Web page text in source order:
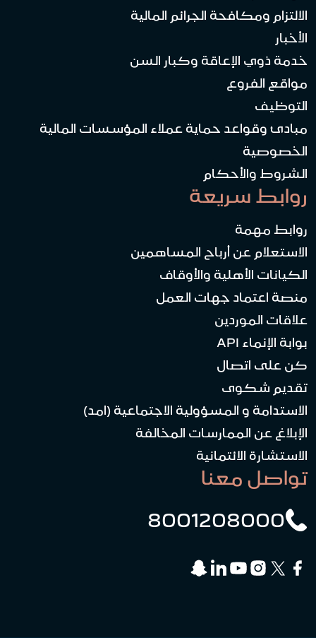
الالتزام ومكافحة الجرائم المالية
الأخبار
خدمة ذوي الإعاقة وكبار السن
مواقع الفروع
التوظيف
مبادئ وقواعد حماية عملاء المؤسسات المالية
الخصوصية
الشروط والأحكام
روابط سريعة
روابط مهمة
الاستعلام عن أرباح المساهمين
الكيانات الأهلية والأوقاف
منصة اعتماد جهات العمل
علاقات الموردين
بوابة الإنماء API
كن على اتصال
تقديم شكوى
الاستدامة و المسؤولية الاجتماعية (امد)
الإبلاغ عن الممارسات المخالفة
الاستشارة الائتمانية
تواصل معنا
8001208000